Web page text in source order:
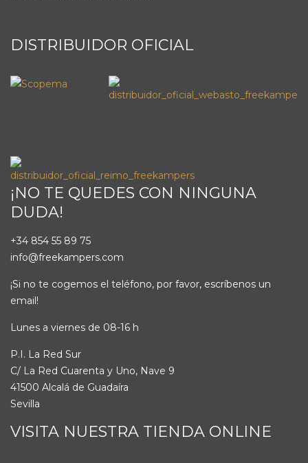
DISTRIBUIDOR OFICIAL
¡NO TE QUEDES CON NINGUNA
DUDA!
+34 854 55 89 75
info@freekampers.com
¡Si no te cogemos el teléfono, por favor, escríbenos un
email!
Lunes a viernes de 08-16 h
P.I. La Red Sur
C/ La Red Cuarenta y Uno, Nave 9
41500 Alcalá de Guadaíra
Sevilla
VISITA NUESTRA TIENDA ONLINE